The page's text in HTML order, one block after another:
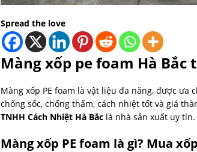
Spread the love
Màng xốp pe foam Hà Bắc
Màng xốp PE foam là vật liệu đa năng, được
chống sốc, chống thấm, cách nhiệt tốt và giá
TNHH Cách Nhiệt Hà Bắc là nhà sản xuất uy tín.
Màng xốp PE foam là gì? Mua